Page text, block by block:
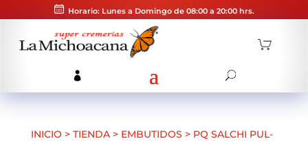
Horario: Lunes a Domingo de 08:00 a 20:00 hrs.
INICIO > TIENDA> EMBUTIDOS > PQ SALCHI PUL-